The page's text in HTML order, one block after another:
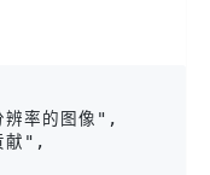
率的图像",
献",